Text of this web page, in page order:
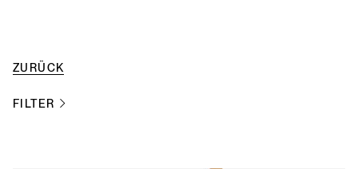
ZURÜCK
FILTER